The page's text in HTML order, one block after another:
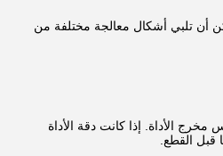
أن تلبي أشكال معالجة مختلفة من
مخرج الأداة. إذا كانت دقة الأداة